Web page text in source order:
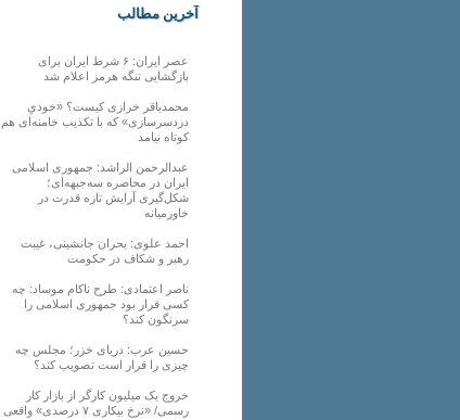
آخرین مطالب
عصر ایران: ۶ شرط ایران برای
بازگشایی تنگه هرمز اعلام شد
محمدباقر خرازی کیست؟ «خودیِ
دردسرسازی» که با تکذیب خامنه‌ای هم
کوتاه نیامد
عبدالرحمن الراشد: جمهوری اسلامی
ایران در محاصره سه‌جبهه‌ای؛
شکل‌گیری آرایش تازه قدرت در
خاورمیانه
احمد علوی: بحران جانشینی، غیبت
رهبر و شکاف در حکومت
ناصر اعتمادی: طرح ناکام موساد: چه
کسی قرار بود جمهوری اسلامی را
سرنگون کند؟
حسین عرب: دریای خزر؛ مجلس چه
چیزی را قرار است تصویب کند؟
خروج یک میلیون کارگر از بازار کار
رسمی/ «نرخ بیکاری ۷ درصدی» واقعی